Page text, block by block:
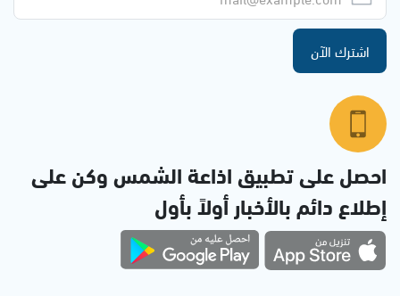
اشترك الآن
احصل على تطبيق اذاعة الشمس وكن على
إطلاع دائم بالأخبار أولاً بأول